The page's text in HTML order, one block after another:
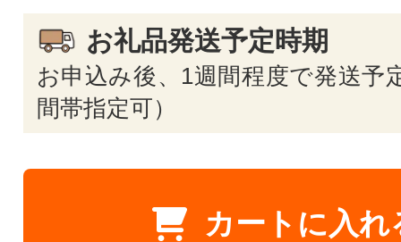
お礼品発送予定時期
お申込み後、1週間程度で発送予
間帯指定可）
カートに入れ